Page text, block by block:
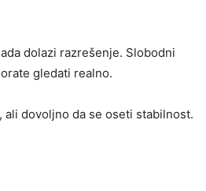
dolazi razrešenje. Slobodni
gledati realno.
dovoljno da se oseti stabilnost.